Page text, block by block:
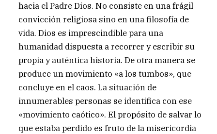
hacia el Padre Dios. No consiste en una frágil
convicción religiosa sino en una filosofía de
vida. Dios es imprescindible para una
humanidad dispuesta a recorrer y escribir su
propia y auténtica historia. De otra manera se
produce un movimiento «a los tumbos», que
concluye en el caos. La situación de
innumerables personas se identifica con ese
«movimiento caótico». El propósito de salvar lo
que estaba perdido es fruto de la misericordia